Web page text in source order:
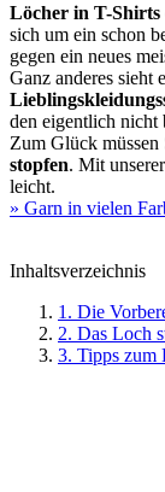
Löcher in T-Shirts
sich um ein schon
gegen ein neues
Ganz anderes sieht
den eigentlich nicht
Zum Glück müssen
stopfen. Mit
leicht.
» Garn in vielen
Inhaltsverzeichnis
1. Die
2. Das Loch
3. Tipps zum